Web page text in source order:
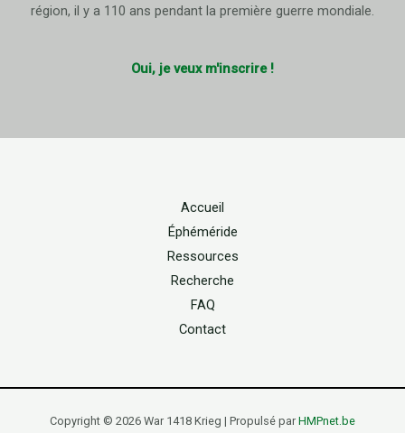
région, il y a 110 ans pendant la première guerre mondiale.
Oui, je veux m'inscrire !
Accueil
Éphéméride
Ressources
Recherche
FAQ
Contact
Copyright © 2026 War 1418 Krieg | Propulsé par HMPnet.be